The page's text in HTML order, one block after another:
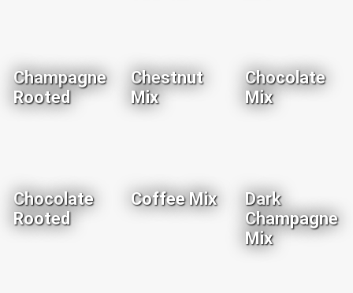
Champagne
Rooted
Chestnut
Mix
Chocolate
Mix
Chocolate
Rooted
Coffee Mix
Dark
Champagne
Mix